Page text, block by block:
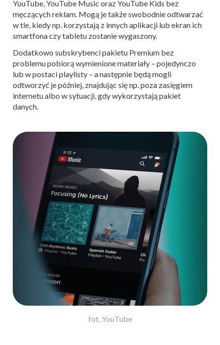
YouTube, YouTube Music oraz YouTube Kids bez
męczących reklam. Mogą je także swobodnie odtwarzać
w tle, kiedy np. korzystają z innych aplikacji lub ekran ich
smartfona czy tabletu zostanie wygaszony.
Dodatkowo subskrybenci pakietu Premium bez
problemu pobiorą wymienione materiały – pojedynczo
lub w postaci playlisty – a następnie będą mogli
odtworzyć je później, znajdując się np. poza zasięgiem
internetu albo w sytuacji, gdy wykorzystają pakiet
danych.
fot. YouTube